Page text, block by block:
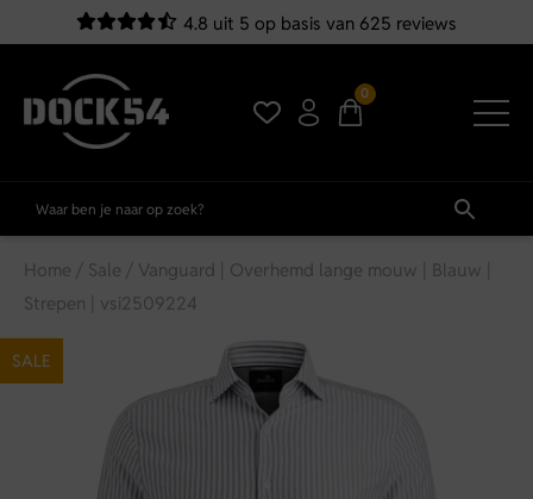
4.8 uit 5 op basis van 625 reviews
0
Home / Sale / Vanguard | Overhemd lange mouw | Blauw |
Strepen | vsi2509224
SALE